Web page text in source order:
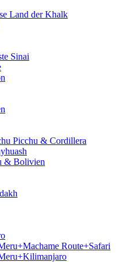
Land der Khalk
Sinai
Picchu & Cordillera
& Bolivien
Route+Safari